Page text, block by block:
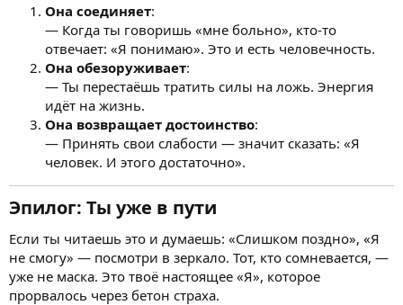
Она соединяет:
— Когда ты говоришь «мне больно», кто-то
отвечает: «Я понимаю». Это и есть человечность.
Она обезоруживает:
— Ты перестаёшь тратить силы на ложь. Энергия
идёт на жизнь.
Она возвращает достоинство:
— Принять свои слабости — значит сказать: «Я
человек. И этого достаточно».
Эпилог: Ты уже в пути
Если ты читаешь это и думаешь: «Слишком поздно», «Я
не смогу» — посмотри в зеркало. Тот, кто сомневается, —
уже не маска. Это твоё настоящее «Я», которое
прорвалось через бетон страха.